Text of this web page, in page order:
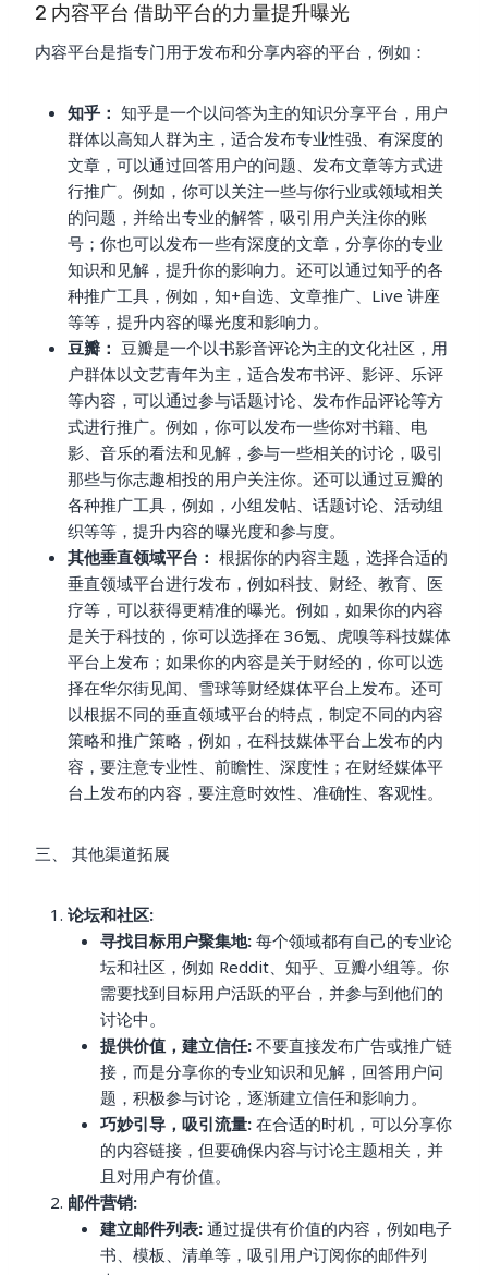
2 内容平台 借助平台的力量提升曝光
内容平台是指专门用于发布和分享内容的平台，例如：
知乎： 知乎是一个以问答为主的知识分享平台，用户
群体以高知人群为主，适合发布专业性强、有深度的
文章，可以通过回答用户的问题、发布文章等方式进
行推广。例如，你可以关注一些与你行业或领域相关
的问题，并给出专业的解答，吸引用户关注你的账
号；你也可以发布一些有深度的文章，分享你的专业
知识和见解，提升你的影响力。还可以通过知乎的各
种推广工具，例如，知+自选、文章推广、Live 讲座
等等，提升内容的曝光度和影响力。
豆瓣： 豆瓣是一个以书影音评论为主的文化社区，用
户群体以文艺青年为主，适合发布书评、影评、乐评
等内容，可以通过参与话题讨论、发布作品评论等方
式进行推广。例如，你可以发布一些你对书籍、电
影、音乐的看法和见解，参与一些相关的讨论，吸引
那些与你志趣相投的用户关注你。还可以通过豆瓣的
各种推广工具，例如，小组发帖、话题讨论、活动组
织等等，提升内容的曝光度和参与度。
其他垂直领域平台： 根据你的内容主题，选择合适的
垂直领域平台进行发布，例如科技、财经、教育、医
疗等，可以获得更精准的曝光。例如，如果你的内容
是关于科技的，你可以选择在 36氪、虎嗅等科技媒体
平台上发布；如果你的内容是关于财经的，你可以选
择在华尔街见闻、雪球等财经媒体平台上发布。还可
以根据不同的垂直领域平台的特点，制定不同的内容
策略和推广策略，例如，在科技媒体平台上发布的内
容，要注意专业性、前瞻性、深度性；在财经媒体平
台上发布的内容，要注意时效性、准确性、客观性。
三、 其他渠道拓展
论坛和社区:
寻找目标用户聚集地: 每个领域都有自己的专业论
坛和社区，例如 Reddit、知乎、豆瓣小组等。你
需要找到目标用户活跃的平台，并参与到他们的
讨论中。
提供价值，建立信任: 不要直接发布广告或推广链
接，而是分享你的专业知识和见解，回答用户问
题，积极参与讨论，逐渐建立信任和影响力。
巧妙引导，吸引流量: 在合适的时机，可以分享你
的内容链接，但要确保内容与讨论主题相关，并
且对用户有价值。
邮件营销:
建立邮件列表: 通过提供有价值的内容，例如电子
书、模板、清单等，吸引用户订阅你的邮件列